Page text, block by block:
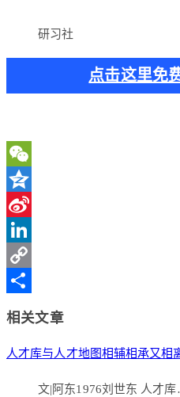
研习社
点击这里免
WeChat
Qzone
Sina
Weibo
LinkedIn
Copy
相关文章
人才库与人才地图相辅相承又相
文|阿东1976刘世东 人才